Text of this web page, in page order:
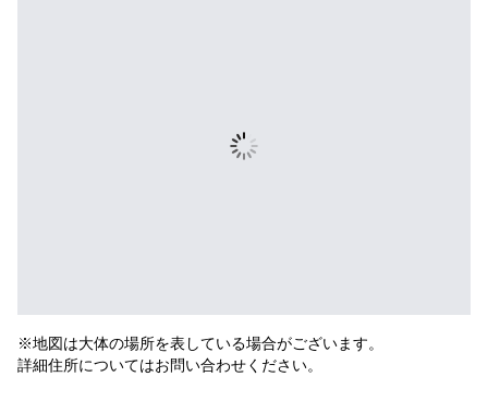
※地図は大体の場所を表している場合がございます。
詳細住所についてはお問い合わせください。